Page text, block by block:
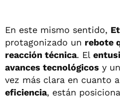
En este mismo sentido,
protagonizado un rebote
reacción técnica. El
avances tecnológicos y
vez más clara en cuanto a
eficiencia, están